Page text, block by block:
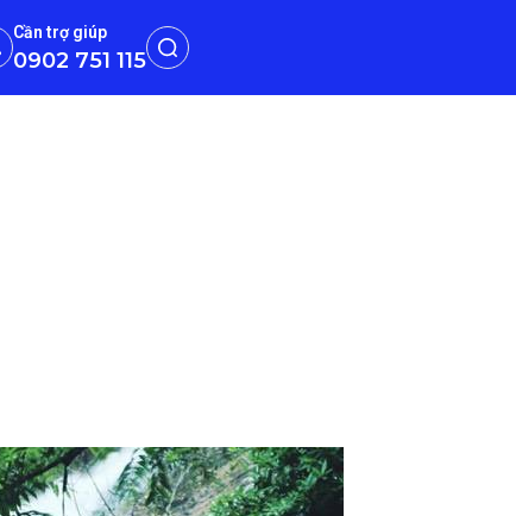
Cần trợ giúp
0902 751 115